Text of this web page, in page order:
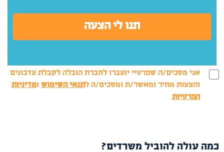
אני מסכים/ה שפרטיי יועברו לחברת הובלה לקבלת עדכונים
והצעות מחיר ומאשר/ת ומסכים/ה לתנאי השימוש ומדיניות
הפרטיות
כמה עולה להוביל משרדים?